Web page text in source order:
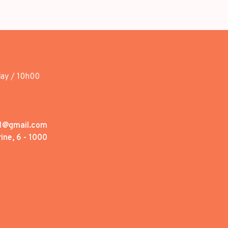
/ 10h00
6 - 1000